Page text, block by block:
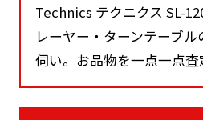
Technics テクニクス SL-
レーヤー・ターンテーブ
伺い。お品物を一点一点査